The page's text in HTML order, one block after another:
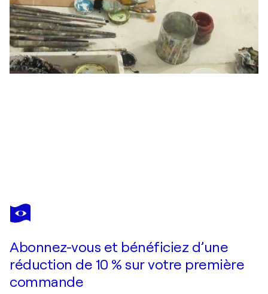
GISELA
GAFFOGLIO
Je passe commande
Abonnez-vous et bénéficiez d’une
réduction de 10 % sur votre première
commande